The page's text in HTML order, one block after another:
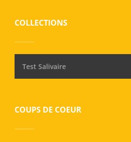
COLLECTIONS
Test Salivaire
COUPS DE COEUR